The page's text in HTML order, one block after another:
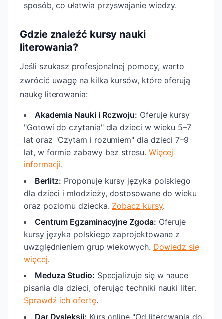
sposób, co ułatwia przyswajanie wiedzy.
Gdzie znaleźć kursy nauki
literowania?
Jeśli szukasz profesjonalnej pomocy, warto
zwrócić uwagę na kilka kursów, które oferują
naukę literowania:
Akademia Nauki i Rozwoju: Oferuje kursy
"Gotowi do czytania" dla dzieci w wieku 5–7
lat oraz "Czytam i rozumiem" dla dzieci 7–9
lat, w formie zabawy bez stresu. Więcej
informacji.
Berlitz: Proponuje kursy języka polskiego
dla dzieci i młodzieży, dostosowane do wieku
oraz poziomu dziecka. Zobacz kursy.
Centrum Egzaminacyjne Zgoda: Oferuje
kursy języka polskiego zaprojektowane z
uwzględnieniem grup wiekowych. Dowiedz się
więcej.
Meduza Studio: Specjalizuje się w nauce
pisania dla dzieci, oferując techniki nauki liter.
Sprawdź ich ofertę.
Dar Dysleksji: Kurs online "Od literowania do